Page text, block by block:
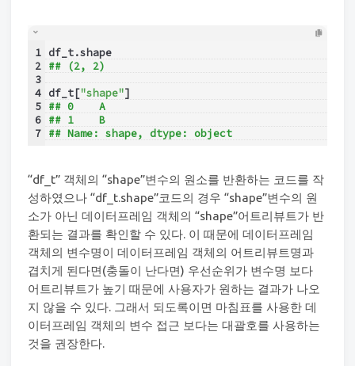
1
2
3
4
5
6
7
df_t.shape
## (2, 2)
df_t["shape"]
## 0    A
## 1    B
## Name: shape, dtype: object
“df_t” 객체의 “shape”변수의 원소를 반환하는 코드를 작
성하였으나 “df_t.shape”코드의 경우 “shape”변수의 원
소가 아닌 데이터프레임 객체의 “shape”어트리뷰트가 반
환되는 결과를 확인할 수 있다. 이 때문에 데이터프레임
객체의 변수명이 데이터프레임 객체의 어트리뷰트명과
겹치게 된다면(충돌이 난다면) 우선순위가 변수명 보다
어트리뷰트가 높기 때문에 사용자가 원하는 결과가 나오
지 않을 수 있다. 그래서 되도록이면 마침표를 사용한 데
이터프레임 객체의 변수 접근 보다는 대괄호를 사용하는
것을 권장한다.